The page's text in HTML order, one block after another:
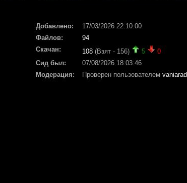
Добавлено:
17/03/2026 22:10:00
Файлов:
94
Скачан:
108 (Взят - 156) 5
0
Сид был:
07/08/2026 18:03:46
Модерация:
Проверен пользователем